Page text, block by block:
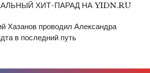
ХИТ-ПАРАД НА YIDN.RU
Хазанов проводил Александра
в последний путь